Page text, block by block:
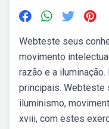
Webteste seus
movimento
razão e a
principais. Webteste
iluminismo,
xviii, com estes